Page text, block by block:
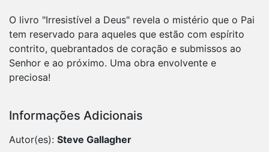
O livro "Irresistível a Deus" revela o mistério que o Pai
tem reservado para aqueles que estão com espírito
contrito, quebrantados de coração e submissos ao
Senhor e ao próximo. Uma obra envolvente e
preciosa!
Informações Adicionais
Autor(es): Steve Gallagher